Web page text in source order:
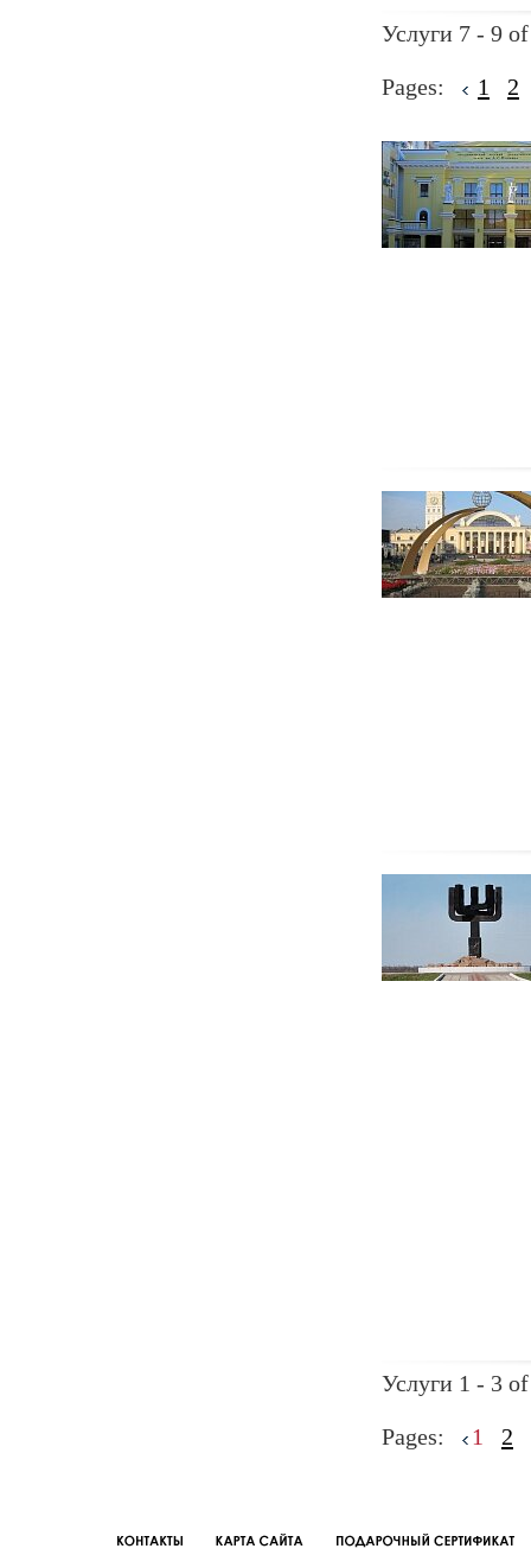
Услуги 7 - 9
Pages: 1 2
Услуги 1 - 3
Pages: 1 2